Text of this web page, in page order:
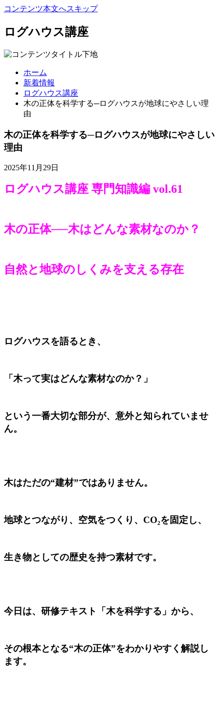
コンテンツ本文へスキップ
ログハウス講座
ホーム
新着情報
ログハウス講座
木の正体を科学する─ログハウスが地球にやさしい理
由
木の正体を科学する─ログハウスが地球にやさしい
理由
2025年11月29日
ログハウス講座 専門知識編 vol.61
木の正体──木はどんな素材なのか？
自然と地球のしくみを支える存在
ログハウスを語るとき、
「木って実はどんな素材なのか？」
という一番大切な部分が、意外と知られていませ
ん。
木はただの“建材”ではありません。
地球とつながり、空気をつくり、CO₂を固定し、
生き物としての歴史を持つ素材です。
今日は、研修テキスト「木を科学する」から、
その根本となる“木の正体”をわかりやすく解説し
ます。